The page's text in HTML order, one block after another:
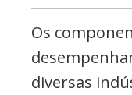
Os
diversas